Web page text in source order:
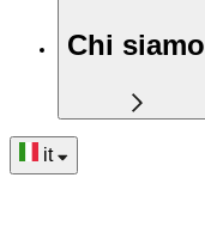
Chi siamo
it